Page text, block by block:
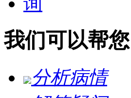
我们可以帮您
分析病情